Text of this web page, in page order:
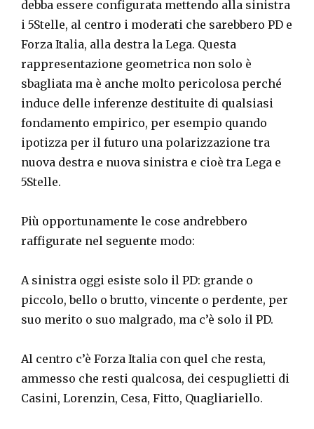
debba essere configurata mettendo alla sinistra
i 5Stelle, al centro i moderati che sarebbero PD e
Forza Italia, alla destra la Lega. Questa
rappresentazione geometrica non solo è
sbagliata ma è anche molto pericolosa perché
induce delle inferenze destituite di qualsiasi
fondamento empirico, per esempio quando
ipotizza per il futuro una polarizzazione tra
nuova destra e nuova sinistra e cioè tra Lega e
5Stelle.
Più opportunamente le cose andrebbero
raffigurate nel seguente modo:
A sinistra oggi esiste solo il PD: grande o
piccolo, bello o brutto, vincente o perdente, per
suo merito o suo malgrado, ma c’è solo il PD.
Al centro c’è Forza Italia con quel che resta,
ammesso che resti qualcosa, dei cespuglietti di
Casini, Lorenzin, Cesa, Fitto, Quagliariello.